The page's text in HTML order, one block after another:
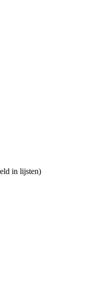
in lijsten)